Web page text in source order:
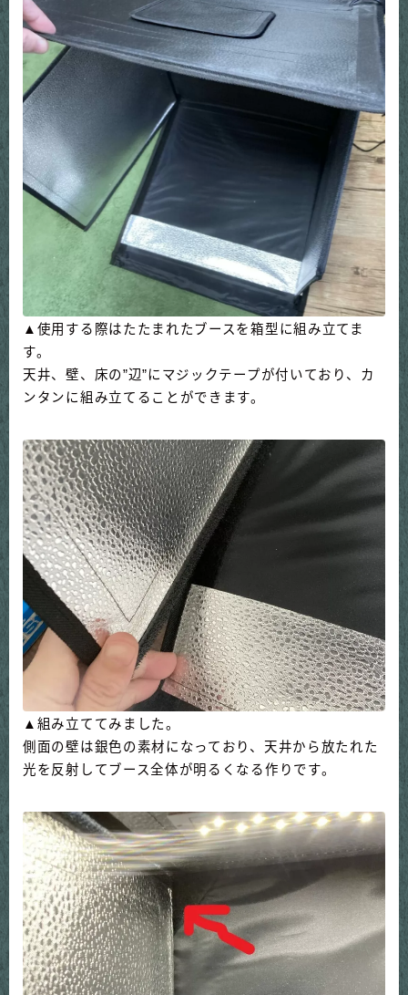
▲使用する際はたたまれたブースを箱型に組み立てま
す。
天井、壁、床の”辺”にマジックテープが付いており、カ
ンタンに組み立てることができます。
▲組み立ててみました。
側面の壁は銀色の素材になっており、天井から放たれた
光を反射してブース全体が明るくなる作りです。